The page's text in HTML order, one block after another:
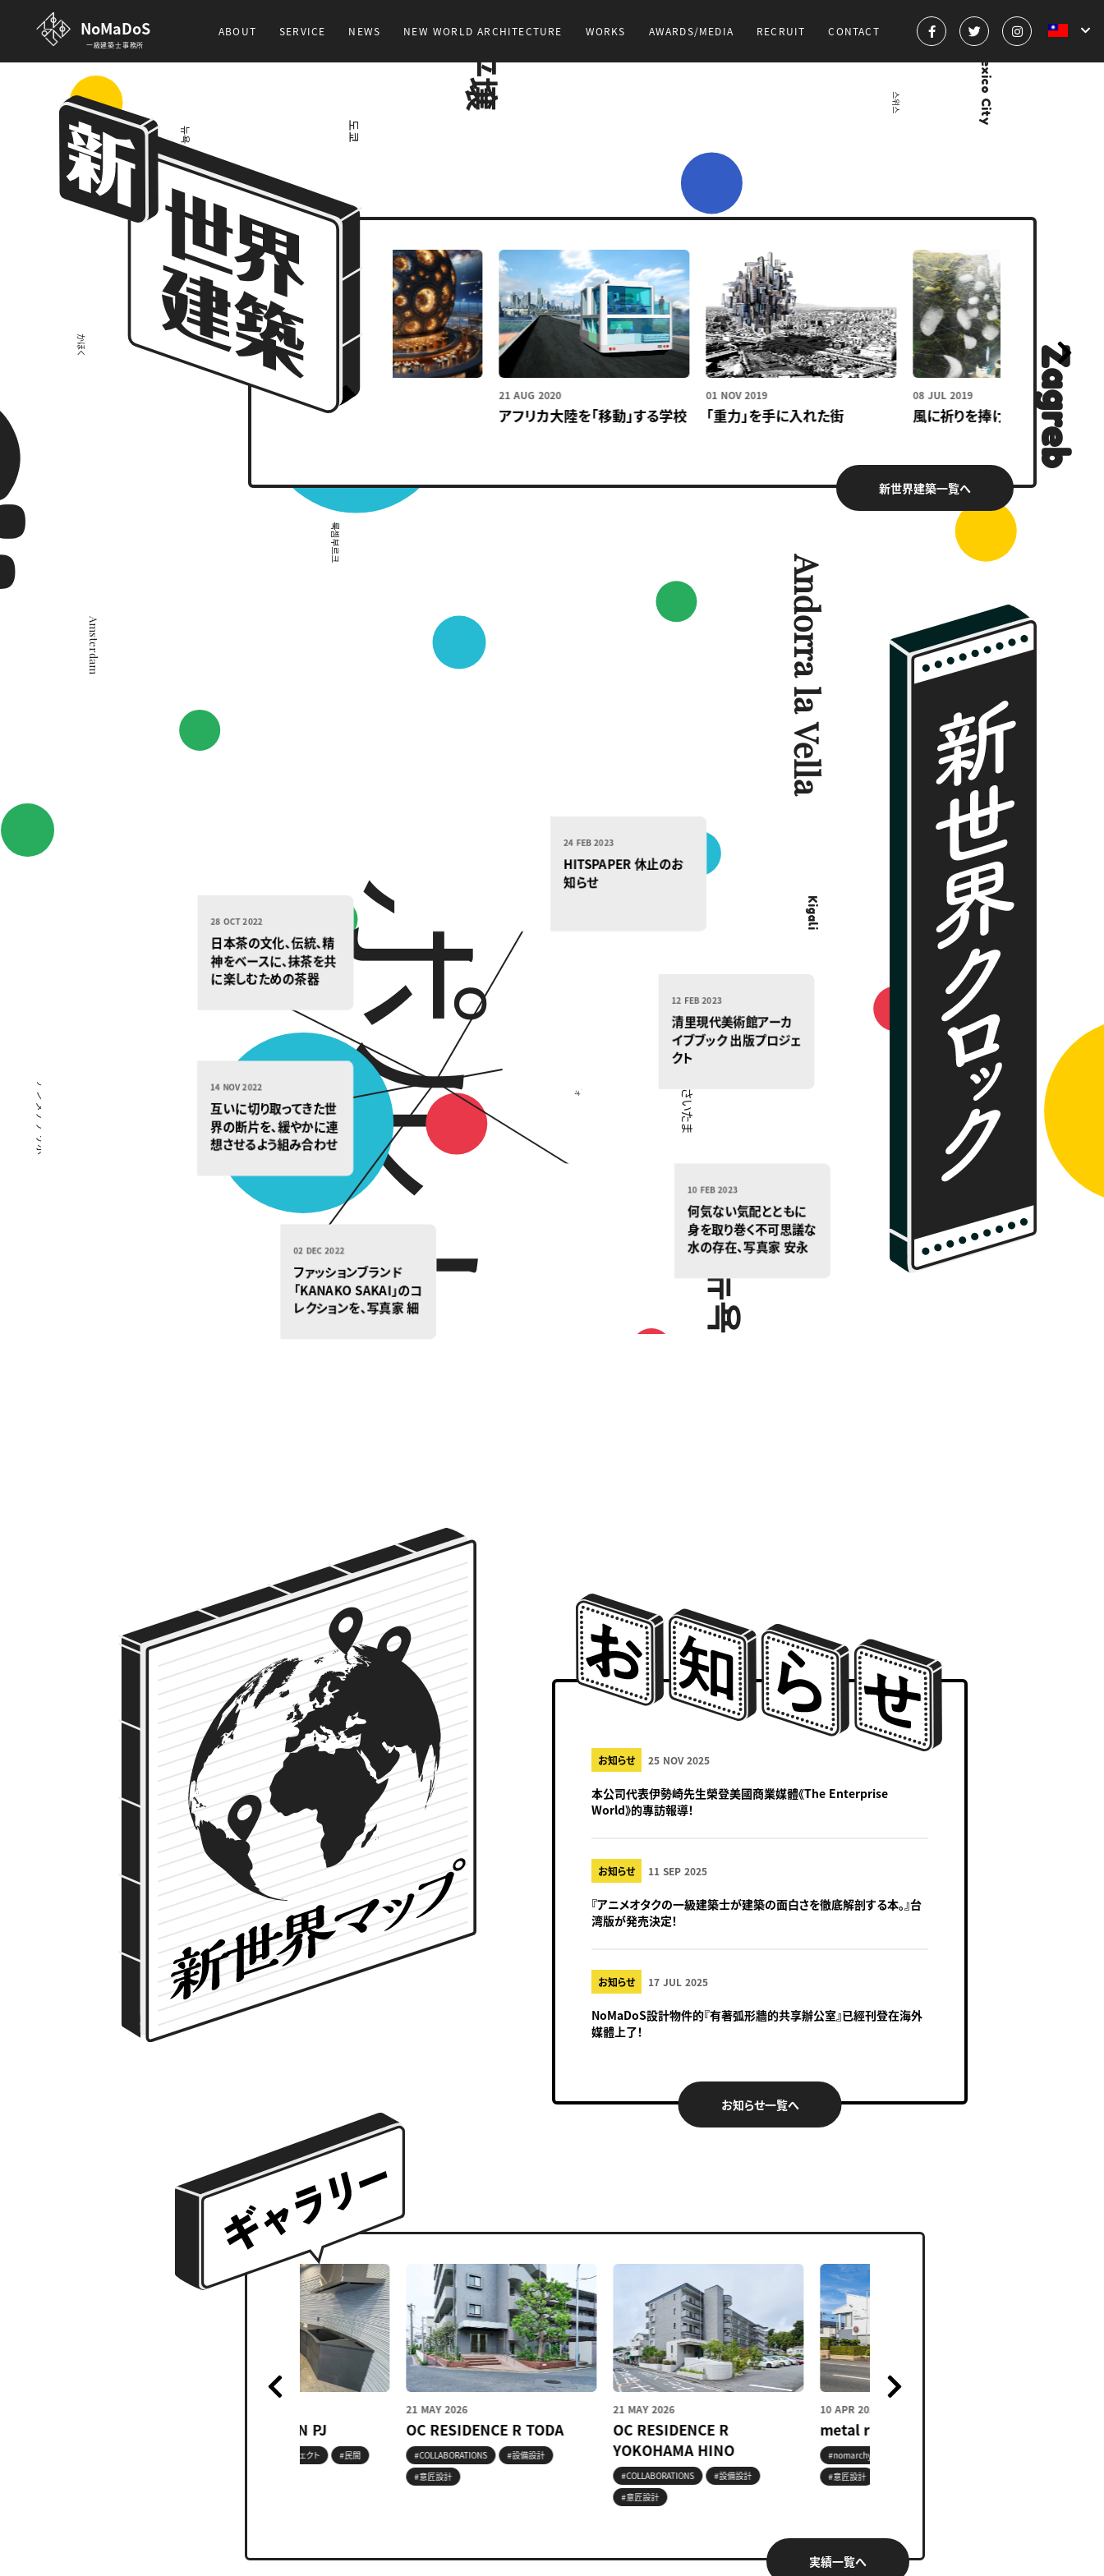
NoMaDoS
一級建築士事務所
ABOUT SERVICE NEWS NEW WORLD ARCHITECTURE WORKS AWARDS/MEDIA RECRUIT CONTACT
03 MAR 2024
星際綠洲
21 AUG 2020
アフリカ大陸を「移動」する学校
01 NOV 2019
「重力」を手に入れた街
08 JUL 2019
風に祈りを捧げる谷
新世界建築一覧へ
24 FEB 2023
HITSPAPER 休止のお
知らせ
12 FEB 2023
清里現代美術館アーカ
イブブック 出版プロジェ
クト
10 FEB 2023
何気ない気配とともに
身を取り巻く不可思議な
水の存在、写真家 安永
想夢奏 ~usou m
usou~』
02 DEC 2022
ファッションブランド
「KANAKO SAKAI」のコ
レクションを、写真家 細
14 NOV 2022
互いに切り取ってきた世
界の断片を、緩やかに連
想させるよう組み合わせ
代と、美術家・磯谷博史
による二人展「あはひ」
28 OCT 2022
日本茶の文化、伝統、精
神をベースに、抹茶を共
に楽しむための茶器
お知らせ 25 NOV 2025
本公司代表伊勢崎先生榮登美國商業媒體《The Enterprise
World》的專訪報導！
お知らせ 11 SEP 2025
『アニメオタクの一級建築士が建築の面白さを徹底解剖する本。』台
湾版が発売決定！
お知らせ 17 JUL 2025
NoMaDoS設計物件的『有著弧形牆的共享辦公室』已經刊登在海外
媒體上了！
お知らせ一覧へ
PRINT KITCHEN PJ
#民間
21 MAY 2026
OC RESIDENCE R TODA
#COLLABORATIONS
#設備設計
#意匠設計
21 MAY 2026
OC RESIDENCE R
YOKOHAMA HINO
#COLLABORATIONS
#設備設計
#意匠設計
10 APR 2026
metal ribbon
#nomarchy #建築デザイン
#意匠設計
#環境設計
実績一覧へ